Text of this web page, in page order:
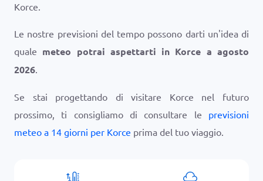
Korce.
Le nostre previsioni del tempo possono darti un'idea di
quale meteo potrai aspettarti in Korce a agosto
2026.
Se stai progettando di visitare Korce nel futuro
prossimo, ti consigliamo di consultare le previsioni
meteo a 14 giorni per Korce prima del tuo viaggio.